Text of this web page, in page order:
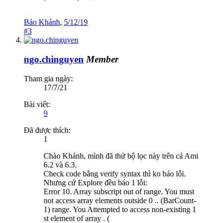
Bảo Khánh, 5/12/19
#3
ngo.chinguyen Member
Tham gia ngày:
17/7/21
Bài viết:
9
Đã được thích:
1
Chào Khánh, mình đã thử bộ lọc này trên cả Ami
6.2 và 6.3.
Check code bằng verify syntax thì ko báo lỗi.
Nhưng cứ Explore đều báo 1 lỗi:
Error 10. Array subscript out of range. You must
not access array elements outside 0 .. (BarCount-
1) range. You Attempted to access non-existing 1
st element of array . (